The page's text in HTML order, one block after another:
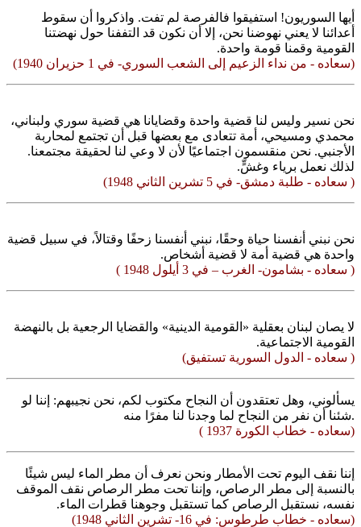
أيها السوريون! استفيقوا فالفرصة لم تفت. واذكروا أن سقوط
أعدائنا لا يعني نهوضنا نحن، إلا أن نكون قد التففنا حول نهضتنا
القومية وقمنا قومة واحدة.
(سعاده - من نداء الزعيم إلى الشعب السوري- في 1 حزيران 1940)
نحن نسير وليس لنا قضية واحدة وقضايانا هي قضية سوري ولبناني،
محمدي ومسيحي، أمة تتعادى مع بعضها قبل أن تجتمع لمحاربة
الأجنبي. نحن منقسمون اجتماعيًا لأن لا وعي لنا لحقيقة مجتمعنا.
لذلك نعمل برياء وغشٍّ.
( سعاده - طلبة دمشق- في 5 تشرين الثاني 1948)
نحن نبني أنفسنا حياة وحقًا، نبني أنفسنا زحفًا وقتالاً، في سبيل قضية
واحدة هي قضية أمة لا قضية أشخاص.
( سعاده - بشامون- الغرب – في 3 أيلول 1948 )
لا يصان لبنان بعقلية «القومية الدينية» والقضايا الرجعية بل بالنهضة
القومية الاجتماعية.
( سعاده - الدول السورية تستفيق)
يسألوني، وهل تعتقدون أن النجاح مكتوب لكم، نحن نجيبهم: إننا لو
شئنا أن نفر من النجاح لما وجدنا لنا مفرًا منه.
( سعاده - خطاب الكورة 1937)
إننا نقف اليوم تحت الأمطار ونحن نعرف أن مطر الماء ليس شيئًا
بالنسبة إلى مطر الرصاص، وإننا تحت مطر الرصاص نقف الموقف
نفسه، نستقبل الرصاص كما تستقبل وجوهنا قطرات الماء.
(سعاده - خطاب طرطوس: في 16- تشرين الثاني 1948)